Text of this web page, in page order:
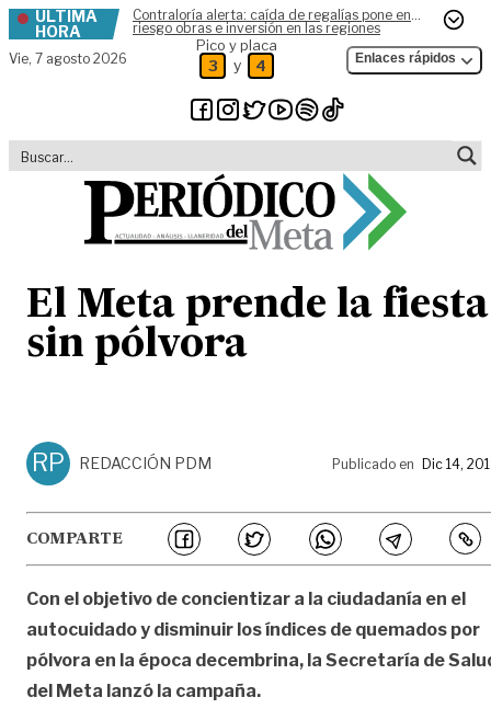
Skip to content
ÚLTIMA
HORA
Contraloría alerta: caída de regalías pone en
riesgo obras e inversión en las regiones
Vie, 7 agosto 2026
Pico y placa
3 y 4 Enlaces rápidos
El Meta prende la fiesta
sin pólvora
RP REDACCIÓN PDM Publicado en Dic 14,
COMPARTE
Con el objetivo de concientizar a la ciudadanía en el
autocuidado y disminuir los índices de quemados por
pólvora en la época decembrina, la Secretaría de
del Meta lanzó la campaña.